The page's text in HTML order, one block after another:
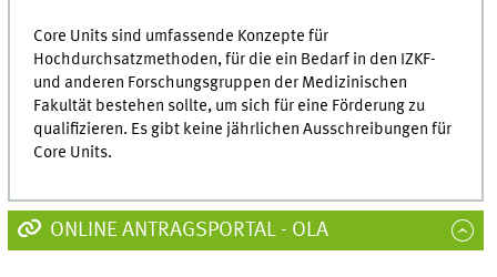
Core Units sind umfassende Konzepte für
Hochdurchsatzmethoden, für die ein Bedarf in den IZKF-
und anderen Forschungsgruppen der Medizinischen
Fakultät bestehen sollte, um sich für eine Förderung zu
qualifizieren. Es gibt keine jährlichen Ausschreibungen für
Core Units.
ONLINE ANTRAGSPORTAL - OLA